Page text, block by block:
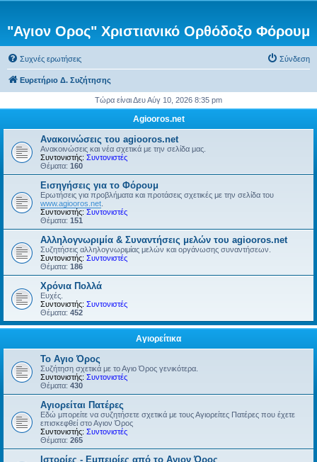
"Αγιον Ορος" Χριστιανικό Ορθόδοξο Φόρουμ
Συχνές ερωτήσεις Σύνδεση
Ευρετήριο Δ. Συζήτησης
Τώρα είναι Δευ Αύγ 10, 2026 8:35 pm
Agiooros.net
Ανακοινώσεις του agiooros.net
Ανακοινώσεις και νέα σχετικά με την σελίδα μας.
Συντονιστής: Συντονιστές
Θέματα: 160
Εισηγήσεις για το Φόρουμ
Ερωτήσεις για προβλήματα και προτάσεις σχετικές με την σελίδα του
www.agiooros.net
Συντονιστής: Συντονιστές
Θέματα: 151
Αλληλογνωριμία & Συναντήσεις μελών του agiooros.net
Συζητήσεις αλληλογνωριμίας μελών και οργάνωσης συναντήσεων.
Συντονιστής: Συντονιστές
Θέματα: 186
Χρόνια Πολλά
Ευχές.
Συντονιστής: Συντονιστές
Θέματα: 452
Αγιορείτικα
Το Αγιο Όρος
Συζήτηση σχετικά με το Αγιο Όρος γενικότερα.
Συντονιστής: Συντονιστές
Θέματα: 430
Αγιορείται Πατέρες
Εδώ μπορείτε να συζητήσετε σχετικά με τους Αγιορείτες Πατέρες που έχετε
επισκεφθεί στο Αγιον Όρος
Συντονιστής: Συντονιστές
Θέματα: 265
Ιστορίες - Εμπειρίες από το Αγιον Όρος